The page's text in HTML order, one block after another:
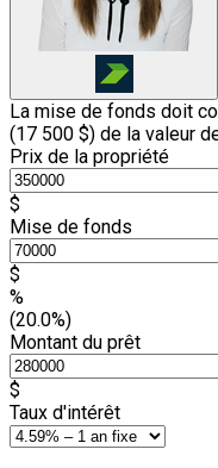
La mise de fonds doit
(17 500 $) de la valeur
Prix de la propriété
$
Mise de fonds
$
%
(20.0%)
Montant du prêt
$
Taux d'intérêt